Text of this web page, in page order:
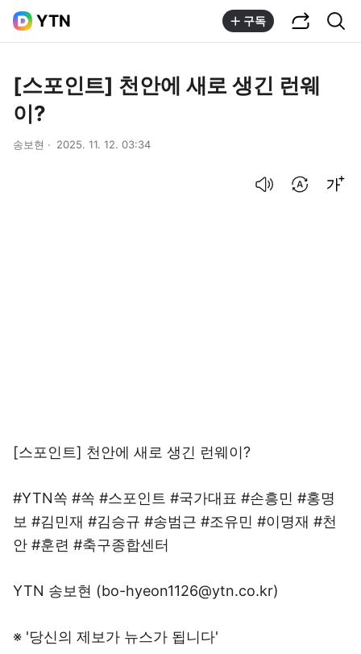
YTN 구독
[스포인트] 천안에 새로 생긴 런웨
이?
송보현 2025. 11. 12. 03:34
[스포인트] 천안에 새로 생긴 런웨이?
#YTN쏙 #쏙 #스포인트 #국가대표 #손흥민 #홍명
보 #김민재 #김승규 #송범근 #조유민 #이명재 #천
안 #훈련 #축구종합센터
YTN 송보현 (bo-hyeon1126@ytn.co.kr)
※ '당신의 제보가 뉴스가 됩니다'